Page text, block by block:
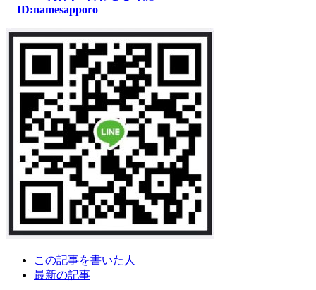
ID:namesapporo
following
この記事を書いた人
最新の記事